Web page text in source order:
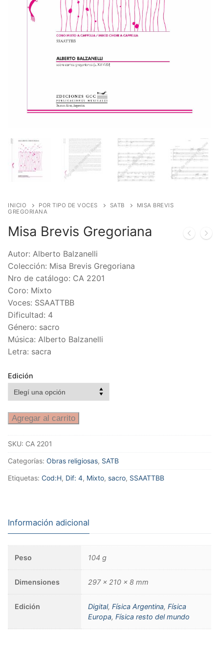
INICIO POR TIPO DE VOCES SATB
MISA BREVIS
GREGORIANA
Misa Brevis Gregoriana
Autor: Alberto Balzanelli
Colección: Misa Brevis Gregoriana
Nro de catálogo: CA 2201
Coro: Mixto
Voces: SSAATTBB
Dificultad: 4
Género: sacro
Música: Alberto Balzanelli
Letra: sacra
Edición
Agregar al carrito
SKU: CA 2201
Categorías: Obras religiosas, SATB
Etiquetas: Cod:H, Dif: 4, Mixto, sacro, SSAATTBB
Información adicional
Peso 104 g
Dimensiones 297 × 210 × 8 mm
Edición Digital,Física Argentina,Física
Europa,Física resto del mundo